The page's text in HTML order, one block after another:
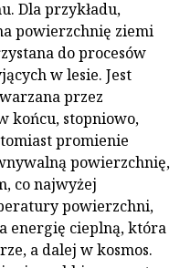
Dla przykładu,
powierzchnię ziemi
do procesów
w lesie. Jest
przez
końcu, stopniowo,
promienie
powierzchnię,
co najwyżej
powierzchni,
energię cieplną, która
a dalej w kosmos.